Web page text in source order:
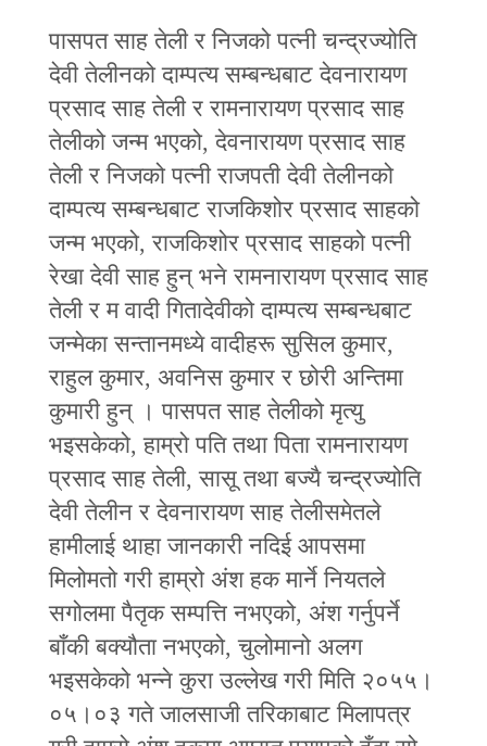
पासपत साह तेली र निजको पत्‍नी चन्द्रज्योति
देवी तेलीनको दाम्पत्य सम्बन्धबाट देवनारायण
प्रसाद साह तेली र रामनारायण प्रसाद साह
तेलीको जन्म भएको, देवनारायण प्रसाद साह
तेली र निजको पत्‍नी राजपती देवी तेलीनको
दाम्पत्य सम्बन्धबाट राजकिशोर प्रसाद साहको
जन्म भएको, राजकिशोर प्रसाद साहको पत्‍नी
रेखा देवी साह हुन् भने रामनारायण प्रसाद साह
तेली र म वादी गितादेवीको दाम्पत्य सम्बन्धबाट
जन्मेका सन्तानमध्ये वादीहरू सुसिल कुमार,
राहुल कुमार, अवनिस कुमार र छोरी अन्तिमा
कुमारी हुन् । पासपत साह तेलीको मृत्यु
भइसकेको, हाम्रो पति तथा पिता रामनारायण
प्रसाद साह तेली, सासू तथा बज्यै चन्द्रज्योति
देवी तेलीन र देवनारायण साह तेलीसमेतले
हामीलाई थाहा जानकारी नदिई आपसमा
मिलोमतो गरी हाम्रो अंश हक मार्ने नियतले
सगोलमा पैतृक सम्पत्ति नभएको, अंश गर्नुपर्ने
बाँकी बक्यौता नभएको, चुलोमानो अलग
भइसकेको भन्‍ने कुरा उल्लेख गरी मिति २०५५।
०५।०३ गते जालसाजी तरिकाबाट मिलापत्र